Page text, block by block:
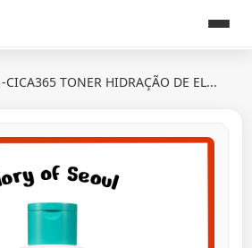
TONER HIDRAÇÃO DE EL...